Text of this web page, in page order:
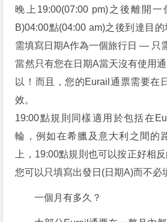
晚上19:00(07:00 pm)之後離開
B)04:00點(04:00 am)之後到達目
需填寫日期A作為一個旅行日 — 只
當然只有您在日期A當天沒有使用
以！而且，您的Eurail通票需要在
效。
19:00點規則同樣適用於包括在
輪，例如在希臘及意大利之間的
上，19:00點規則也可以按正好相
您可以只填寫出發日(日期A)而不必
一個月有多久？